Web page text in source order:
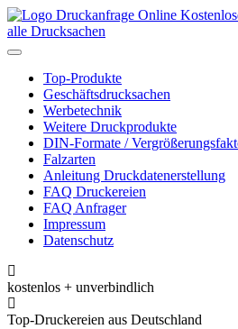
alle Drucksachen
Toggle
navigationTop-Produkte
Geschäftsdrucksachen
Werbetechnik
Weitere Druckprodukte
DIN-Formate /
Falzarten
Anleitung Druckdatenerstellung
FAQ Druckereien
FAQ Anfrager
Impressum
Datenschutz
kostenlos + unverbindlich
Top-Druckereien aus Deutschland